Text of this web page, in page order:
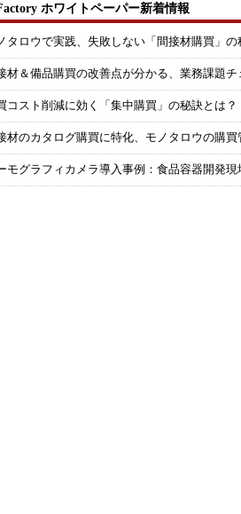
ホワイトペーパー新着情報
タロウで実践、失敗しない「間接材購買」の
材＆備品購買の改善点が分かる、業務課題チ
コスト削減に効く「集中購買」の秘訣とは？
材のカタログ購買に特化、モノタロウの購買
モグラフィカメラ導入事例：食品容器開発